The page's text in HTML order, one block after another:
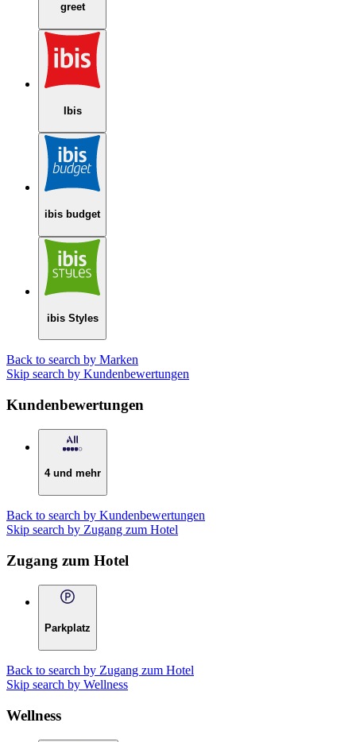
greet
Ibis
ibis budget
ibis Styles
Back to search by Marken
Skip search by Kundenbewertungen
Kundenbewertungen
4 und mehr
Back to search by Kundenbewertungen
Skip search by Zugang zum Hotel
Zugang zum Hotel
Parkplatz
Back to search by Zugang zum Hotel
Skip search by Wellness
Wellness